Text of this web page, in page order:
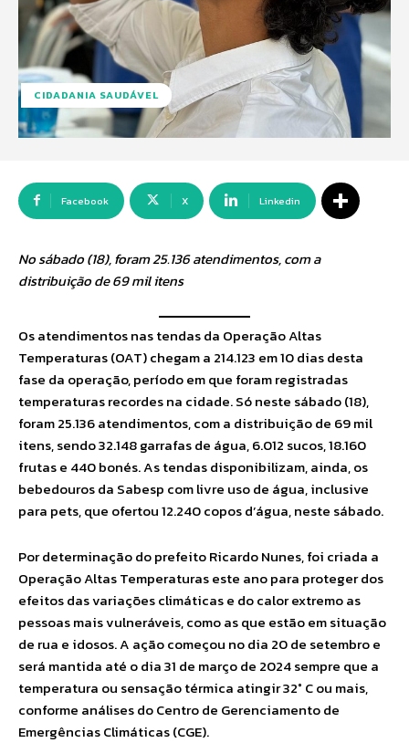
CIDADANIA SAUDÁVEL
Facebook X Linkedin
No sábado (18), foram 25.136 atendimentos, com a
distribuição de 69 mil itens
Os atendimentos nas tendas da Operação Altas
Temperaturas (OAT) chegam a 214.123 em 10 dias desta
fase da operação, período em que foram registradas
temperaturas recordes na cidade. Só neste sábado (18),
foram 25.136 atendimentos, com a distribuição de 69 mil
itens, sendo 32.148 garrafas de água, 6.012 sucos, 18.160
frutas e 440 bonés. As tendas disponibilizam, ainda, os
bebedouros da Sabesp com livre uso de água, inclusive
para pets, que ofertou 12.240 copos d’água, neste sábado.
Por determinação do prefeito Ricardo Nunes, foi criada a
Operação Altas Temperaturas este ano para proteger dos
efeitos das variações climáticas e do calor extremo as
pessoas mais vulneráveis, como as que estão em situação
de rua e idosos. A ação começou no dia 20 de setembro e
será mantida até o dia 31 de março de 2024 sempre que a
temperatura ou sensação térmica atingir 32° C ou mais,
conforme análises do Centro de Gerenciamento de
Emergências Climáticas (CGE).